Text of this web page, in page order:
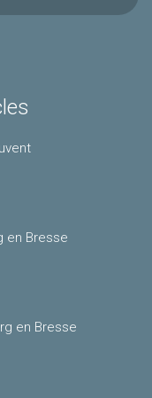
en Bresse
en Bresse